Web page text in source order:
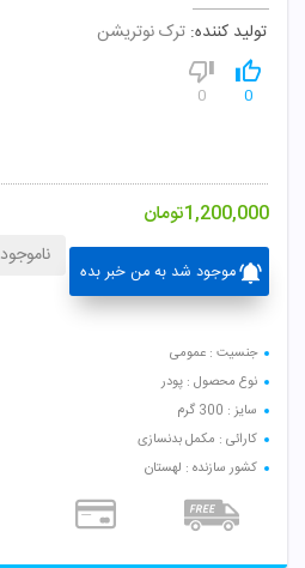
تولید کننده: ترک نوتریشن
0
0
1,200,000تومان
موجود شد به من خبر بده
ناموجود
جنسیت : عمومی
نوع محصول : پودر
سایز : 300 گرم
کارائی : مکمل بدنسازی
کشور سازنده : لهستان